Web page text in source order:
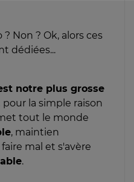
Non ? Ok, alors ces
dédiées...
notre plus grosse
pour la simple raison
tout le monde
, maintien
mal et s'avère
.